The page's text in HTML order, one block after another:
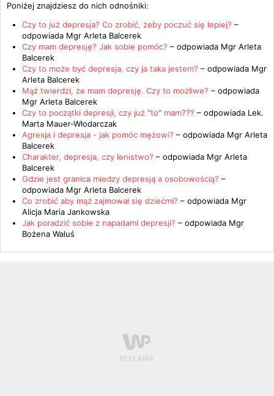
Poniżej znajdziesz do nich odnośniki:
Czy to już depresja? Co zrobić, żeby poczuć się lepiej? –
odpowiada Mgr Arleta Balcerek
Czy mam depresję? Jak sobie pomóc? – odpowiada Mgr Arleta
Balcerek
Czy to może być depresja, czy ja taka jestem? – odpowiada Mgr
Arleta Balcerek
Mąż twierdzi, że mam depresję. Czy to możliwe? – odpowiada
Mgr Arleta Balcerek
Czy to początki depresji, czy już "to" mam??? – odpowiada Lek.
Marta Mauer-Włodarczak
Agresja i depresja - jak pomóc mężowi? – odpowiada Mgr Arleta
Balcerek
Charakter, depresja, czy lenistwo? – odpowiada Mgr Arleta
Balcerek
Gdzie jest granica miedzy depresją a osobowością? –
odpowiada Mgr Arleta Balcerek
Co zrobić aby mąż zajmował się dziećmi? – odpowiada Mgr
Alicja Maria Jankowska
Jak poradzić sobie z napadami depresji? – odpowiada Mgr
Bożena Waluś